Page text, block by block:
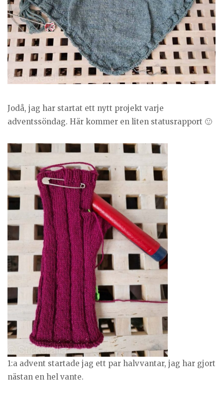
Jodå, jag har startat ett nytt projekt varje
adventssöndag. Här kommer en liten statusrapport 🙂
1:a advent startade jag ett par halvvantar, jag har gjort
nästan en hel vante.